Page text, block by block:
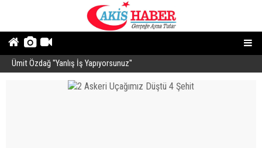
Ümit Özdağ ''Yanlış İş Yapıyorsunuz''